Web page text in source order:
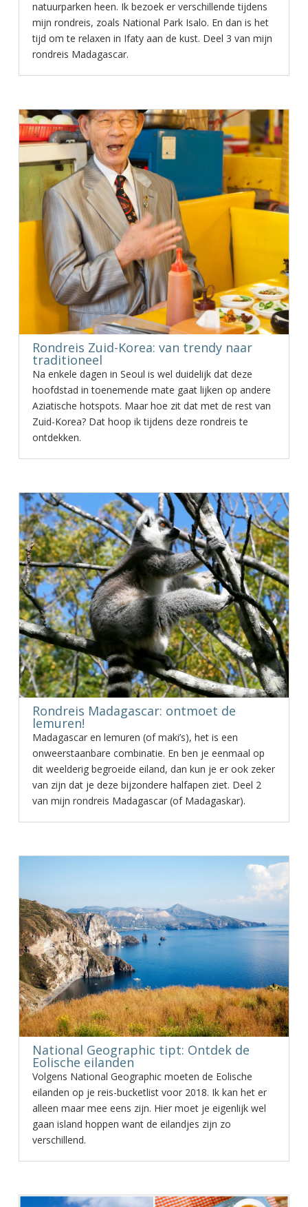
natuurparken heen. Ik bezoek er verschillende tijdens
mijn rondreis, zoals National Park Isalo. En dan is het
tijd om te relaxen in Ifaty aan de kust. Deel 3 van mijn
rondreis Madagascar.
Rondreis Zuid-Korea: van trendy naar
traditioneel
Na enkele dagen in Seoul is wel duidelijk dat deze
hoofdstad in toenemende mate gaat lijken op andere
Aziatische hotspots. Maar hoe zit dat met de rest van
Zuid-Korea? Dat hoop ik tijdens deze rondreis te
ontdekken.
Rondreis Madagascar: ontmoet de
lemuren!
Madagascar en lemuren (of maki’s), het is een
onweerstaanbare combinatie. En ben je eenmaal op
dit weelderig begroeide eiland, dan kun je er ook zeker
van zijn dat je deze bijzondere halfapen ziet. Deel 2
van mijn rondreis Madagascar (of Madagaskar).
National Geographic tipt: Ontdek de
Eolische eilanden
Volgens National Geographic moeten de Eolische
eilanden op je reis-bucketlist voor 2018. Ik kan het er
alleen maar mee eens zijn. Hier moet je eigenlijk wel
gaan island hoppen want de eilandjes zijn zo
verschillend.